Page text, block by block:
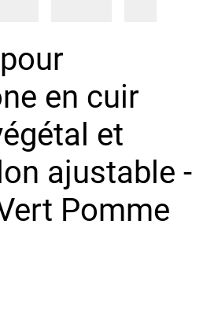
en cuir
et
ajustable -
Pomme